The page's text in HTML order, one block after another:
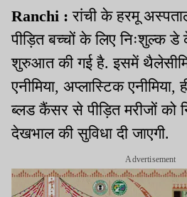
Ranchi :रांची के हरमू
पीड़ित बच्चों के लिए निःशुल्क
शुरुआत की गई है. इसमें
एनीमिया, अप्लास्टिक एनीमिया,
ब्लड कैंसर से पीड़ित मरीजों को
देखभाल की सुविधा दी जाएगी.
Advertisement